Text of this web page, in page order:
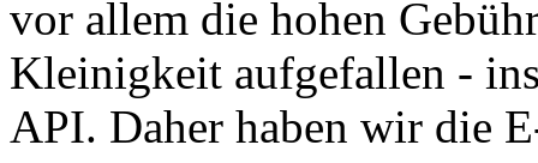
vor allem die hohen
Kleinigkeit aufgefallen -
API. Daher haben wir die